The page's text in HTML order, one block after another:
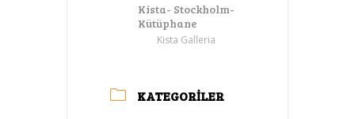
Kista- Stockholm-
Kütüphane
Kista Galleria
KATEGORILER